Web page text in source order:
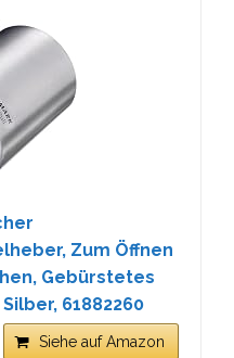
Zum Öffnen
Gebürstetes
61882260
Siehe auf Amazon